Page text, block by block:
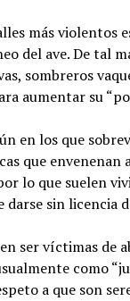
más violentos
del ave. De tal
sombreros
aumentar su
en los que
que envenenan
lo que suelen
darse sin licencia
ser víctimas de
como
a que son